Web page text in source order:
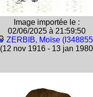
Image importée le :
02/06/2025 à 21:59:50
ZERBIB, Moïse
(12 nov 1916 - 13 jan